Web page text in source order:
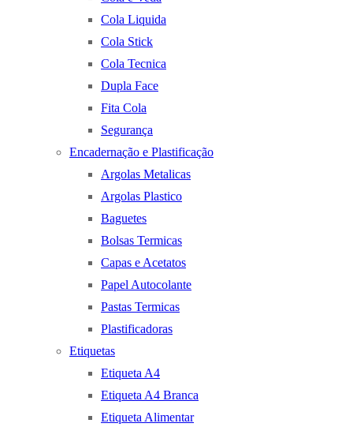
Cola Liquida
Cola Stick
Cola Tecnica
Dupla Face
Fita Cola
Segurança
Encadernação e Plastificação
Argolas Metalicas
Argolas Plastico
Baguetes
Bolsas Termicas
Capas e Acetatos
Papel Autocolante
Pastas Termicas
Plastificadoras
Etiquetas
Etiqueta A4
Etiqueta A4 Branca
Etiqueta Alimentar